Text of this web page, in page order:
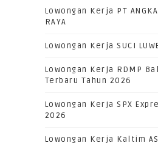
Lowongan Kerja PT ANGKA
RAYA
Lowongan Kerja SUCI
Lowongan Kerja RDMP
Terbaru Tahun 2026
Lowongan Kerja SPX
2026
Lowongan Kerja Kaltim